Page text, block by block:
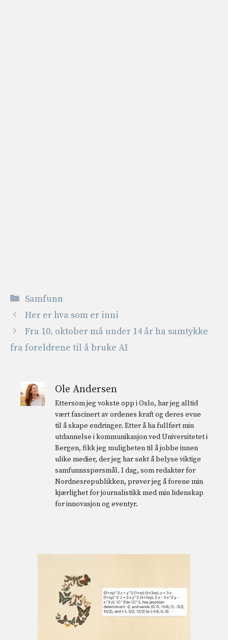
Kategorier
Samfunn
Her er hva som er inni
Fra 10. oktober må under 14 år ha samtykke
fra foreldrene til å bruke AI
Ole Andersen
Ettersom jeg vokste opp i Oslo, har jeg alltid
vært fascinert av ordenes kraft og deres evne
til å skape endringer. Etter å ha fullført min
utdannelse i kommunikasjon ved Universitetet i
Bergen, fikk jeg muligheten til å jobbe innen
ulike medier, der jeg har søkt å belyse viktige
samfunnsspørsmål. I dag, som redaktør for
Nordnesrepublikken, prøver jeg å forene min
kjærlighet for journalistikk med min lidenskap
for innovasjon og eventyr.